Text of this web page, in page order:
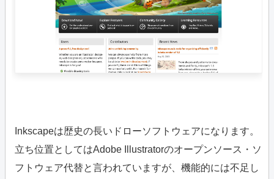
Inkscapeは歴史の長いドローソフトウェアになります。
立ち位置としてはAdobe Illustratorのオープンソース・ソ
フトウェア代替と言われていますが、機能的には不足し